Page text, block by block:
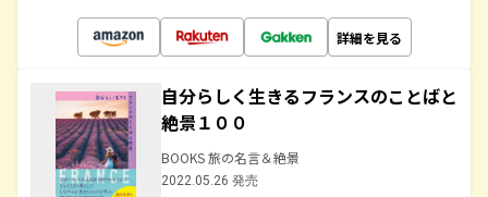
詳細を見る
自分らしく生きるフランスのことばと
絶景１００
BOOKS 旅の名言＆絶景
2022.05.26 発売